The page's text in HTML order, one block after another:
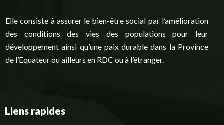
Elle consiste à assurer le bien-être social par l’amélioration
des conditions des vies des populations pour leur
développement ainsi qu’une paix durable dans la Province
de l’Equateur ou ailleurs en RDC ou à l’étranger.
Liens rapides